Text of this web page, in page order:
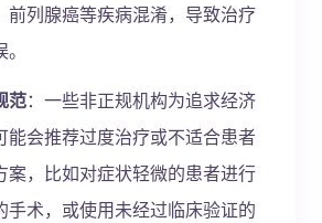
前列腺癌等疾病混淆，导致治疗
范：一些非正规机构为追求经济
能会推荐过度治疗或不适合患者
案，比如对症状轻微的患者进行
手术，或使用未经过临床验证的